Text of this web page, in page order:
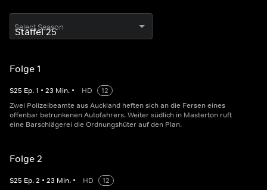
Select Season
Folge 1
S25 Ep.1 • 23 Min. • HD
12
Zwei Polizeibeamte aus Auckland heften sich an die Fersen eines
offenbar betrunkenen Autofahrers. Weiter südlich in Masterton ruft
eine Barschlägerei die Ordnungshüter auf den Plan.
Folge 2
S25 Ep.2 • 23 Min. • HD
12